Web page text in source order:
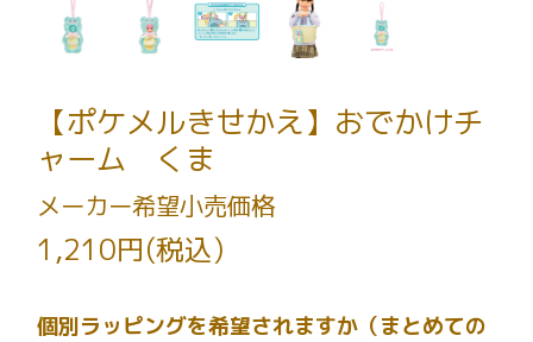
【ポケメルきせかえ】おでかけチ
ャーム くま
メーカー希望小売価格
1,210円(税込)
個別ラッピングを希望されますか（まとめての